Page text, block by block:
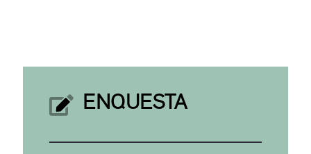
ENQUESTA